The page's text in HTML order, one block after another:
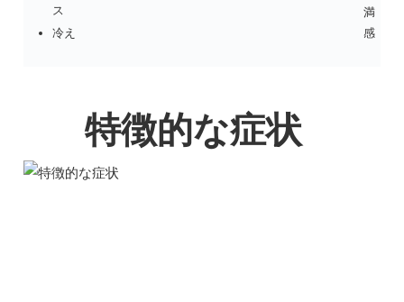
ス
冷え
満
感
特徴的な症状